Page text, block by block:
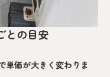
との目安
単価が大きく変わりま